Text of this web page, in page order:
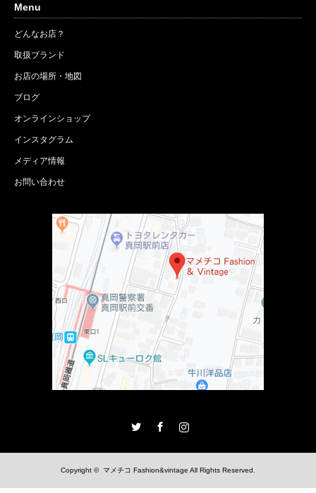
Menu
どんなお店？
取扱ブランド
お店の場所・地図
ブログ
オンラインショップ
インスタグラム
メディア情報
お問い合わせ
Copyright © マメチコ Fashion&vintage All Rights Reserved.